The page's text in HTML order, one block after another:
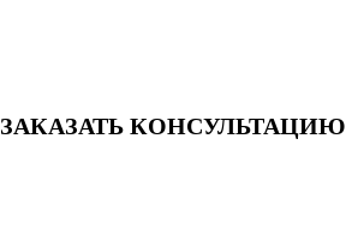
ЗАКАЗАТЬ КОНСУЛЬТАЦИЮ